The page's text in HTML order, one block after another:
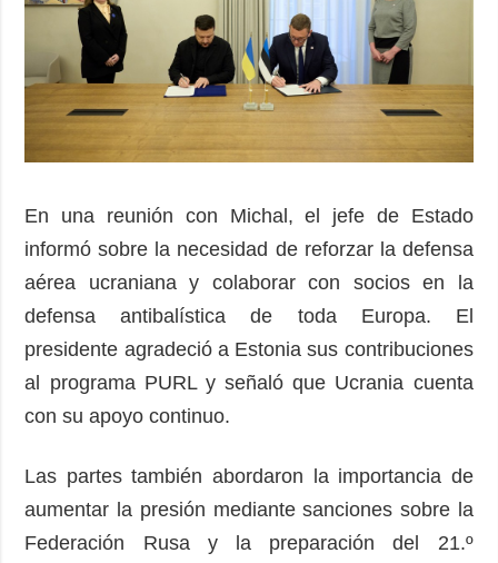
En una reunión con Michal, el jefe de Estado
informó sobre la necesidad de reforzar la defensa
aérea ucraniana y colaborar con socios en la
defensa antibalística de toda Europa. El
presidente agradeció a Estonia sus contribuciones
al programa PURL y señaló que Ucrania cuenta
con su apoyo continuo.
Las partes también abordaron la importancia de
aumentar la presión mediante sanciones sobre la
Federación Rusa y la preparación del 21.º